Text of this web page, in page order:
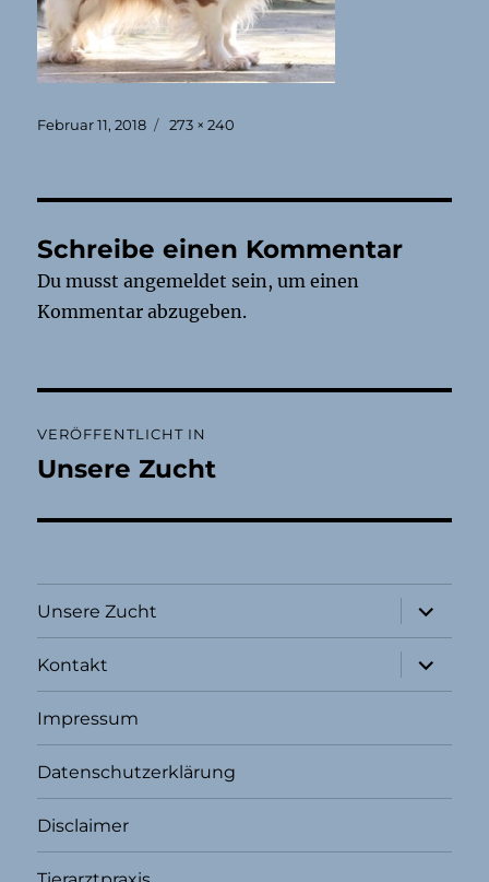
Veröffentlicht
Februar 11, 2018 Originalgröße
273 × 240
Schreibe einen Kommentar
Du musstangemeldet sein, um einen
Kommentar abzugeben.
VERÖFFENTLICHT IN
Unsere Zucht
Unsere Zucht
öffnen
Kontakt
öffnen
Impressum
Datenschutzerklärung
Disclaimer